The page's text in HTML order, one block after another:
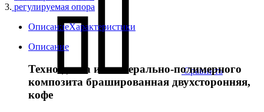
Сравнить
3. регулируемая опора
ОписаниеХарактеристики
Описание
Техно-доска из минерально-полимерного
композита брашированная двухсторонняя,
кофе